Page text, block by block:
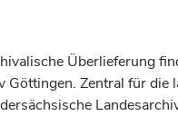
Überlieferung
Göttingen. Zentral für die